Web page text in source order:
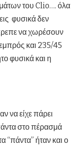
του Clio…. όλα
φυσικά δεν
να χωρέσουν
και 235/45
φυσικά και η
να είχε πάρει
στο πέρασμά
“πάντα” ήταν και ο